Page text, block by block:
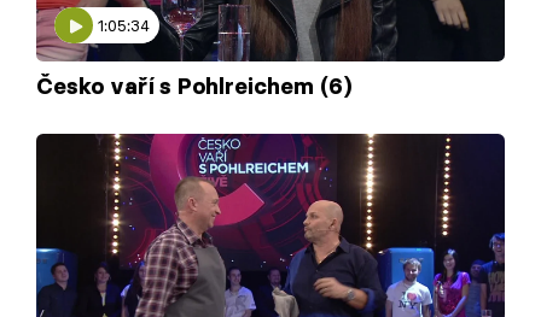
1:05:34
Česko vaří s Pohlreichem (6)